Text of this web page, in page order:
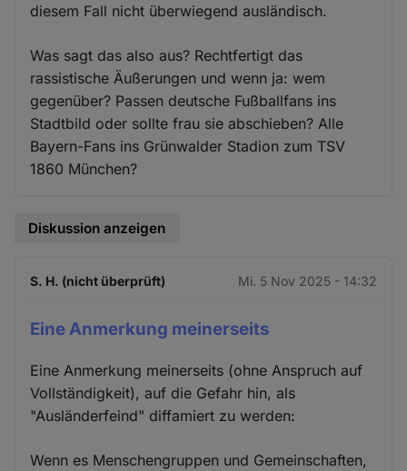
diesem Fall nicht überwiegend ausländisch.
Was sagt das also aus? Rechtfertigt das
rassistische Äußerungen und wenn ja: wem
gegenüber? Passen deutsche Fußballfans ins
Stadtbild oder sollte frau sie abschieben? Alle
Bayern-Fans ins Grünwalder Stadion zum TSV
1860 München?
Diskussion anzeigen
S. H. (nicht überprüft) Mi. 5 Nov 2025 - 14:32
Eine Anmerkung meinerseits
Eine Anmerkung meinerseits (ohne Anspruch auf
Vollständigkeit), auf die Gefahr hin, als
"Ausländerfeind" diffamiert zu werden:
Wenn es Menschengruppen und Gemeinschaften,